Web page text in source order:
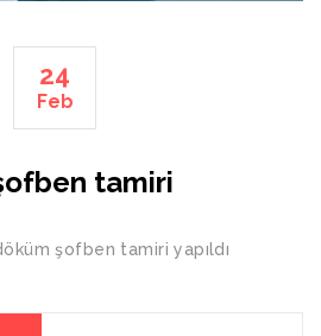
24
Feb
tamiri
şofben tamiri yapıldı